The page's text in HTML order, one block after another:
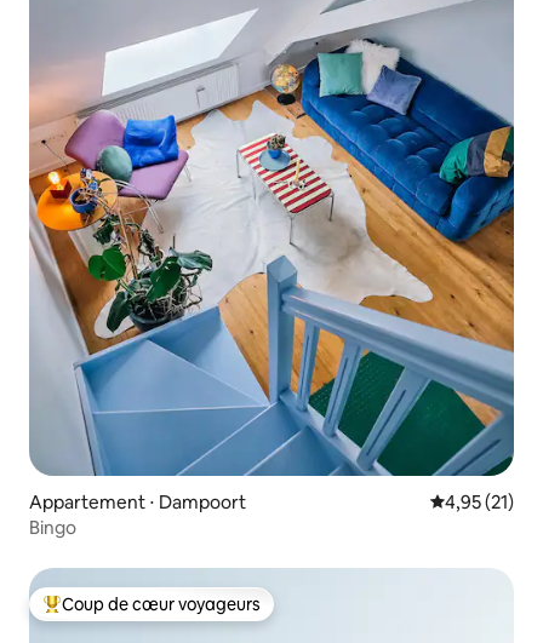
Appartement ⋅ Dampoort Évaluation
4,95 (21)
Bingo
Coups de cœur voyageurs les plus appréciés
Coup de cœur voyageurs